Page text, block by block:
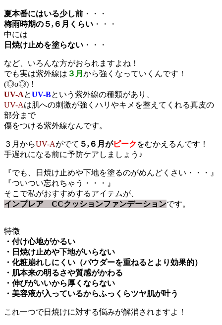
夏本番にはいる少し前 ・・・
梅雨時期の５,６月くらい ・・・
中には
日焼け止めを塗らない ・・・
など、いろんな方がおられますよね！
でも実は紫外線は ３月 から強くなっていくんです ！
(◎o◎)！
UV-AとUV-Bという紫外線の種類があり
UV-Aは肌への刺激が強くハリやキメを整えてくれる真皮の
部分まで
傷をつける紫外線なんです。
３月からUV-Aがでて ５,６月がピーク をむかえるんです！
手遅れになる前に予防ケアしましょう♪
『でも、日焼け止めや下地を塗るのがめんどくさい・・・』
『ついつい忘れちゃう・・・』
そこで私がおすすめするアイテムが、
インプレア CCクッションファンデーションです。
特徴
・付け心地がかるい
・日焼け止めや下地がいらない
・化粧崩れしにくい（パウダーを重ねるとより効果的）
・肌本来の明るさや質感がかわる
・伸びがいいから厚くならない
・美容液が入っているからふっくらツヤ肌が叶う
これ一つで日焼けに対する悩みが解消されますよ！